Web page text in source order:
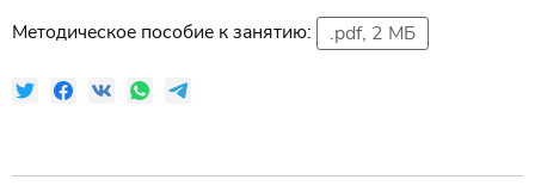
Методическое пособие к занятию: .pdf, 2 МБ